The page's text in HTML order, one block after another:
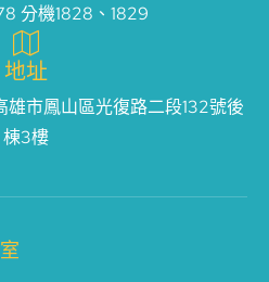
分機1828、1829
地址
市鳳山區光復路二段132號後
棟3樓